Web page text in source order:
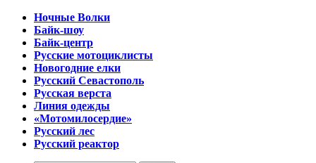
Ночные Волки
Байк-шоу
Байк-центр
Русские мотоциклисты
Новогодние елки
Русский Севастополь
Русская верста
Линия одежды
«Мотомилосердие»
Русский лес
Русский реактор